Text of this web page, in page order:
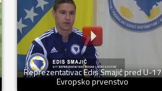
Reprezentativac Edis Smajić pred U-17
Evropsko prvenstvo